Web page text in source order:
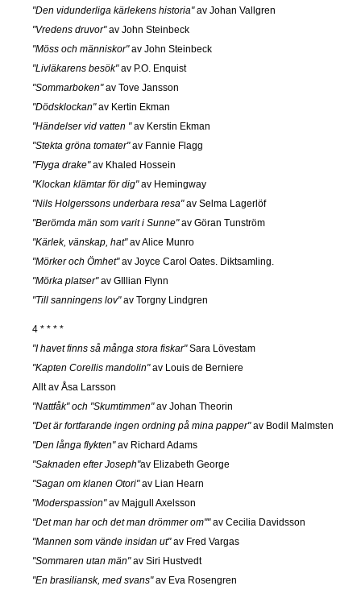
"Den vidunderliga kärlekens historia"av Johan Vallgren
"Vredens druvor"av John Steinbeck
"Möss och människor"av John Steinbeck
"Livläkarens besök"av P.O. Enquist
"Sommarboken"av Tove Jansson
"Dödsklockan"av Kertin Ekman
"Händelser vid vatten "av Kerstin Ekman
"Stekta gröna tomater"av Fannie Flagg
"Flyga drake"av Khaled Hossein
"Klockan klämtar för dig"av Hemingway
"Nils Holgerssons underbara resa"av Selma Lagerlöf
"Berömda män som varit i Sunne"av Göran Tunström
"Kärlek, vänskap, hat"av Alice Munro
"Mörker och Ömhet"av Joyce Carol Oates. Diktsamling.
"Mörka platser"av GIllian Flynn
"Till sanningens lov"av Torgny Lindgren
4 * * * *
"I havet finns så många stora fiskar"Sara Lövestam
"Kapten Corellis mandolin"av Louis de Berniere
Allt av Åsa Larsson
"Nattfåk" och "Skumtimmen"av Johan Theorin
"Det är fortfarande ingen ordning på mina papper"av Bodil Malmsten
"Den långa flykten"av Richard Adams
"Saknaden efter Joseph"av Elizabeth George
"Sagan om klanen Otori"av Lian Hearn
"Moderspassion"av Majgull Axelsson
"Det man har och det man drömmer om""av Cecilia Davidsson
"Mannen som vände insidan ut"av Fred Vargas
"Sommaren utan män"av Siri Hustvedt
"En brasiliansk, med svans"av Eva Rosengren